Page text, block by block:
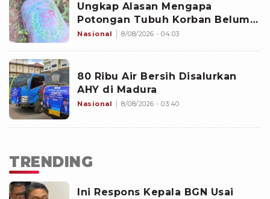
Ungkap Alasan Mengapa
Potongan Tubuh Korban Belum
Juga Ditemukan
Nasional 8/08/2026 - 04:03
80 Ribu Air Bersih Disalurkan
AHY di Madura
Nasional 8/08/2026 - 03:40
TRENDING
Ini Respons Kepala BGN Usai